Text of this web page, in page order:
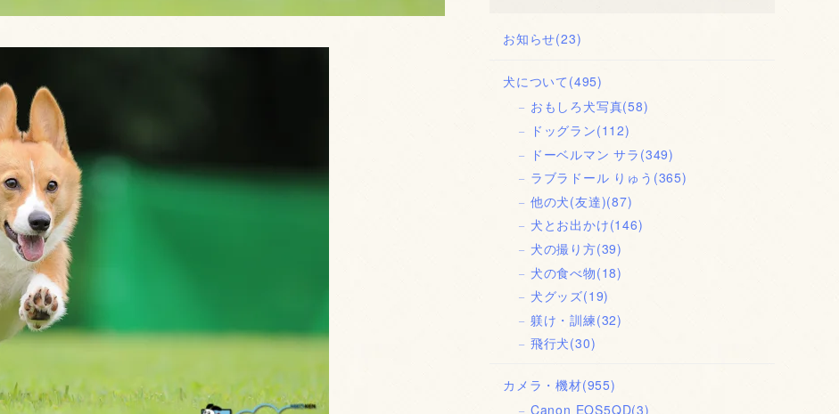
お知らせ(23)
犬について (495)
おもしろ犬写真(58)
ドッグラン(112)
ドーベルマン サラ (349)
ラブラドール りゅう (365)
他の犬(友達)(87)
犬とお出かけ(146)
犬の撮り方(39)
犬の食べ物(18)
犬グッズ(19)
躾け・訓練(32)
飛行犬(30)
カメラ・機材(955)
Canon EOS5QD(3)